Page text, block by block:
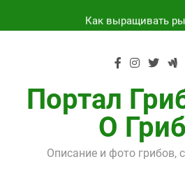
Как выращивать
Технология выращивания
Как выращивать
Портал
О
Описание и фото грибов,